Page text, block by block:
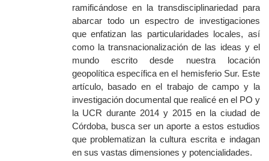
ramificándose en la transdisciplinariedad para
abarcar todo un espectro de investigaciones
que enfatizan las particularidades locales, así
como la transnacionalización de las ideas y el
mundo escrito desde nuestra locación
geopolítica específica en el hemisferio Sur. Este
artículo, basado en el trabajo de campo y la
investigación documental que realicé en el PO y
la UCR durante 2014 y 2015 en la ciudad de
Córdoba, busca ser un aporte a estos estudios
que problematizan la cultura escrita e indagan
en sus vastas dimensiones y potencialidades.